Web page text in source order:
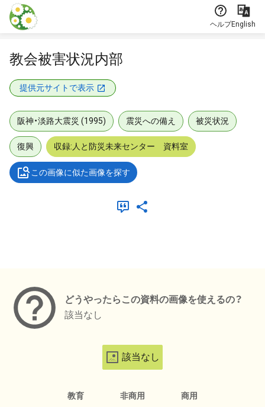
本文に飛ぶ
ヘルプEnglish
教会被害状況内部
提供元サイトで表示
阪神・淡路大震災 (1995) 震災への備え 被災状況
復興 収録:人と防災未来センター 資料室
この画像に似た画像を探す
どうやったらこの資料の画像を使えるの？
該当なし
該当なし
教育 非商用 商用